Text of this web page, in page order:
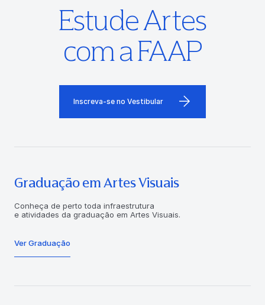
Estude Artes
com a FAAP
Inscreva-se no Vestibular
Graduação em Artes Visuais
Conheça de perto toda infraestrutura
e atividades da graduação em Artes Visuais.
Ver Graduação